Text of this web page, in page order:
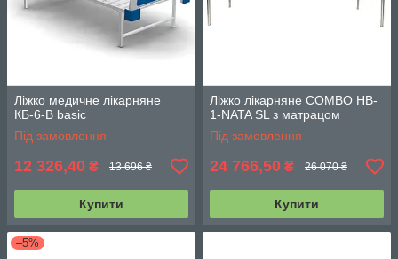
Ліжко медичне лікарняне
КБ-6-В basic
Під замовлення
12 326,40 ₴ 13 696 ₴
Купити
Ліжко лікарняне COMBO HB-
1-NATA SL з матрацом
Під замовлення
24 766,50 ₴ 26 070 ₴
Купити
–5%